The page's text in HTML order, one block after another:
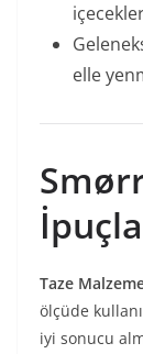
elle
Taze
ölçüde
iyi sonucu